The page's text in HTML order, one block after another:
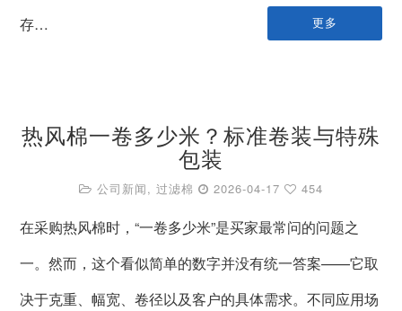
存…
更多
热风棉一卷多少米？标准卷装与特殊
包装
公司新闻, 过滤棉 2026-04-17 454
在采购热风棉时，“一卷多少米”是买家最常问的问题之
一。然而，这个看似简单的数字并没有统一答案——它取
决于克重、幅宽、卷径以及客户的具体需求。不同应用场